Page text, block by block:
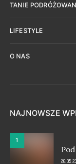
TANIE
LIFESTYLE
O NAS
NAJNOWSZE
1